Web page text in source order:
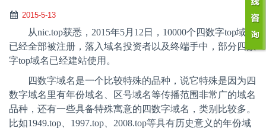
2015-5-13
从nic.top获悉， 2015年5月 12 日， 10000个四数字top域名
已经全部被注册，落入域名投资者以及终端手中，部分四数
字top域名已经建站使用。
四数字域名是一个比较特殊的品种，说它特殊是因为四
数字域名里有年份域名、区号域名等传播范围非常广的域名
品种，还有一些具备特殊寓意的四数字域名，类别比较多。
比如1949.top 1997.top 2008.top等具有历史意义的年份域